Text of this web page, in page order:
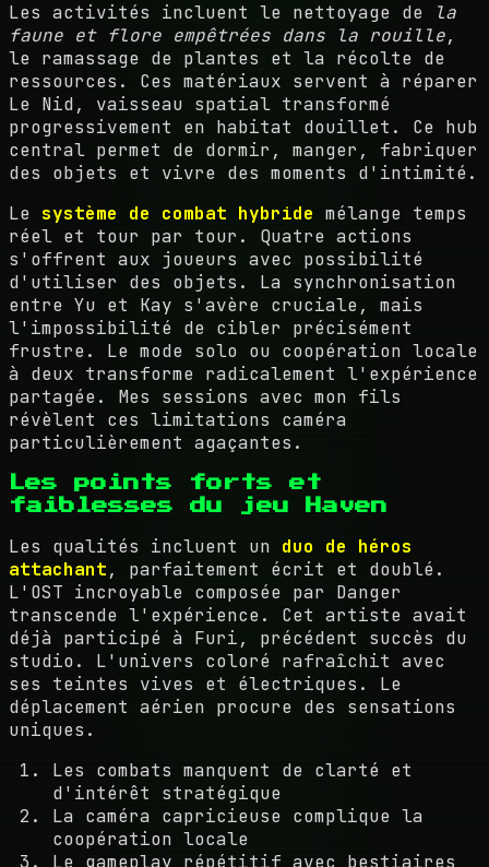
Les activités incluent le nettoyage de
la
faune et flore empêtrées dans la rouille,
le ramassage de plantes et la récolte de
ressources. Ces matériaux servent à réparer
Le Nid, vaisseau spatial transformé
progressivement en habitat douillet. Ce hub
central permet de dormir, manger, fabriquer
des objets et vivre des moments d'intimité.
Le système de combat hybride mélange temps
réel et tour par tour. Quatre actions
s'offrent aux joueurs avec possibilité
d'utiliser des objets. La synchronisation
entre Yu et Kay s'avère cruciale, mais
l'impossibilité de cibler précisément
frustre. Le mode solo ou coopération locale
à deux transforme radicalement l'expérience
partagée. Mes sessions avec mon fils
révèlent ces limitations caméra
particulièrement agaçantes.
Les points forts et
faiblesses du jeu Haven
Les qualités incluent un duo de héros
attachant, parfaitement écrit et doublé.
L'OST incroyable composée par Danger
transcende l'expérience. Cet artiste avait
déjà participé à Furi, précédent succès du
studio. L'univers coloré rafraîchit avec
ses teintes vives et électriques. Le
déplacement aérien procure des sensations
uniques.
Les combats manquent de clarté et
d'intérêt stratégique
La caméra capricieuse complique la
coopération locale
Le gameplay répétitif avec bestiaires